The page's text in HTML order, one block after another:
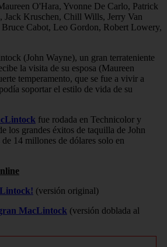
O'Hara, Yvonne De Carlo, Patrick
Jack Kruschen, Chill Wills, Jerry Van
Cabot, Leo Gordon, Robert Lowery,
(John Wayne), un gran terrateniente
la visita de su esposa (Maureen
temperamento, que se fue a vivir a
soportar el estilo de vida de su
fue rodada en Technicolor y
los grandes éxitos de taquilla de John
14 millones de dólares solo en
(versión original)
MacLintock (versión doblada al